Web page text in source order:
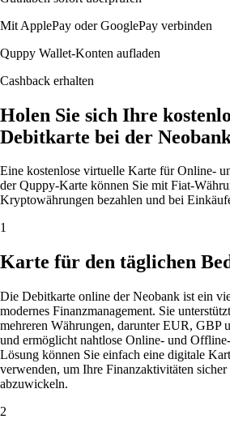
Mit ApplePay oder GooglePay verbinden
Quppy Wallet-Konten aufladen
Cashback erhalten
Holen Sie sich Ihre
Debitkarte bei der
Eine kostenlose virtuelle Karte für Online-
der Quppy-Karte können Sie mit Fiat-
Kryptowährungen bezahlen und bei
1
Karte für den täglichen
Die Debitkarte online der Neobank ist ein
modernes Finanzmanagement. Sie
mehreren Währungen, darunter EUR, GBP
und ermöglicht nahtlose Online- und
Lösung können Sie einfach eine digitale
verwenden, um Ihre Finanzaktivitäten
abzuwickeln.
2